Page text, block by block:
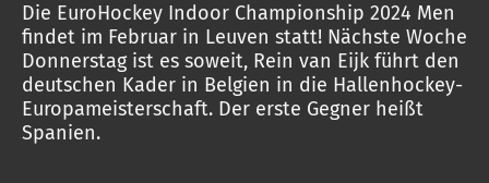
Die EuroHockey Indoor Championship 2024 Men
findet im Februar in Leuven statt! Nächste Woche
Donnerstag ist es soweit, Rein van Eijk führt den
deutschen Kader in Belgien in die Hallenhockey-
Europameisterschaft. Der erste Gegner heißt
Spanien.